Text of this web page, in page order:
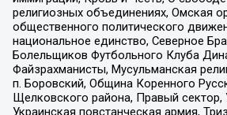
религиозных объединениях, Омская
общественного политического
национальное единство, Северное
Болельщиков Футбольного Клуба
Файзрахманисты, Мусульманская
п. Боровский, Община Коренного
Щелковского района, Правый
Украинская повстанческая армия,